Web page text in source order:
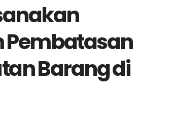
Pembatasan
Barang di